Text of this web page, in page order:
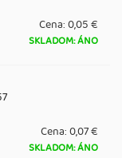
Cena:0,05 €
SKLADOM: ÁNO
Cena:0,07 €
SKLADOM: ÁNO